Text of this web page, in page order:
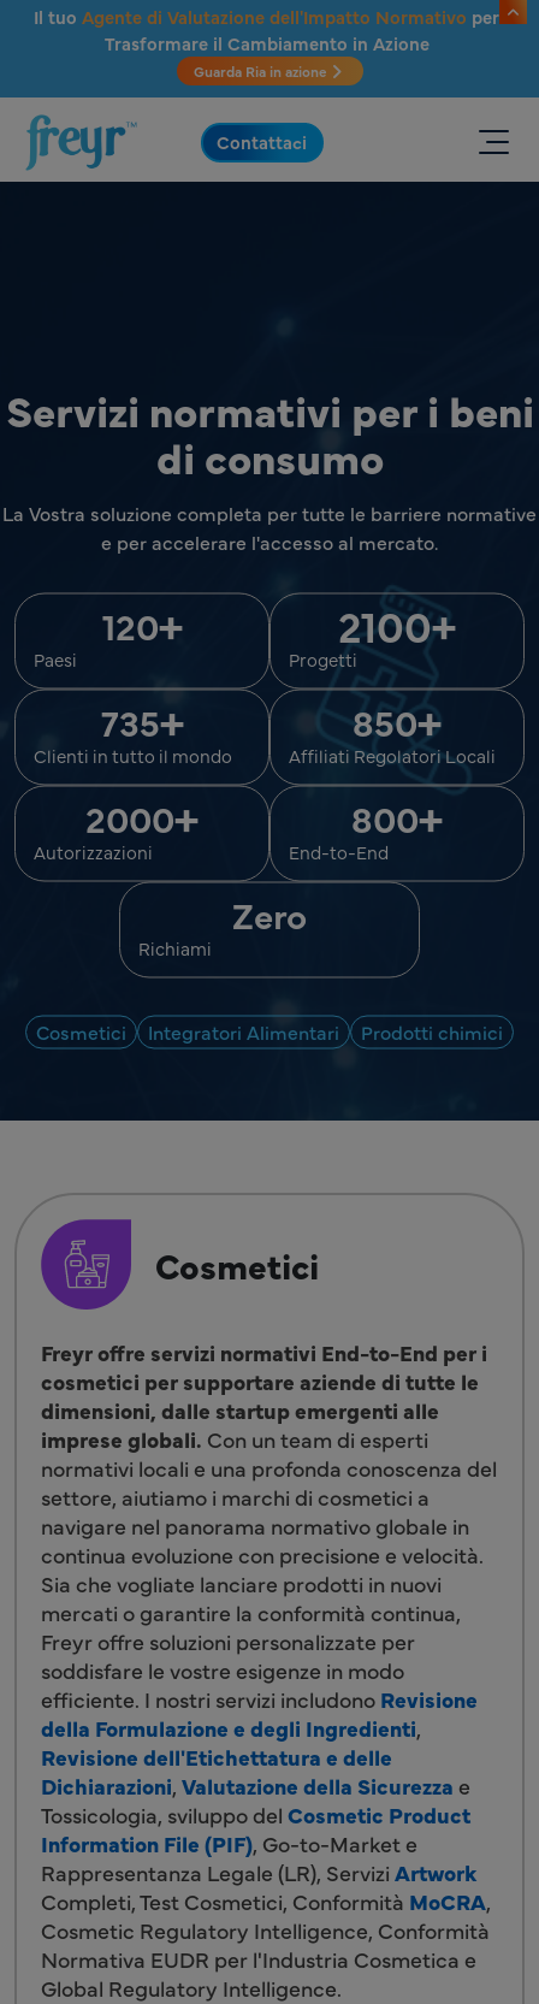
Salta al contenuto principale
Il tuo Agente di Valutazione dell'Impatto Normativo per
Trasformare il Cambiamento in Azione
Guarda Ria in azione
.
Contattaci
Servizi normativi per i beni
di consumo
La Vostra soluzione completa per tutte le barriere normative
e per accelerare l'accesso al mercato.
120+
Paesi
2100+
Progetti
735+
Clienti in tutto il mondo
850+
Affiliati Regolatori Locali
2000+
Autorizzazioni
800+
End-to-End
Zero
Richiami
Cosmetici Integratori Alimentari Prodotti chimici
Cosmetici
Freyr offre servizi normativi End-to-End per i
cosmetici per supportare aziende di tutte le
dimensioni, dalle startup emergenti alle
imprese globali. Con un team di esperti
normativi locali e una profonda conoscenza del
settore, aiutiamo i marchi di cosmetici a
navigare nel panorama normativo globale in
continua evoluzione con precisione e velocità.
Sia che vogliate lanciare prodotti in nuovi
mercati o garantire la conformità continua,
Freyr offre soluzioni personalizzate per
soddisfare le vostre esigenze in modo
efficiente. I nostri servizi includono Revisione
della Formulazione e degli Ingredienti,
Revisione dell'Etichettatura e delle
Dichiarazioni, Valutazione della Sicurezza e
Tossicologia, sviluppo del Cosmetic Product
Information File (PIF), Go-to-Market e
Rappresentanza Legale (LR), Servizi Artwork
Completi, Test Cosmetici, Conformità MoCRA,
Cosmetic Regulatory Intelligence, Conformità
Normativa EUDR per l'Industria Cosmetica e
Global Regulatory Intelligence.